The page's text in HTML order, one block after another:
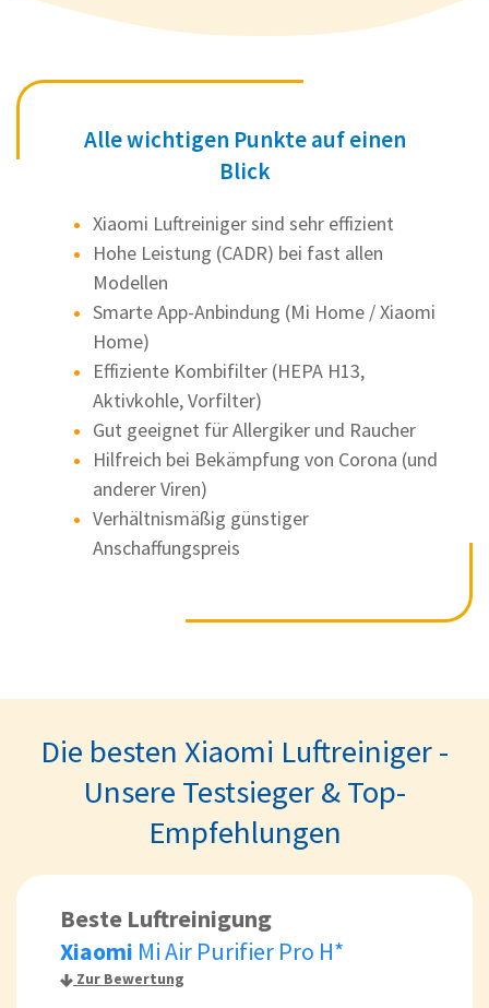
Alle wichtigen Punkte auf einen
Blick
Xiaomi Luftreiniger sind sehr effizient
Hohe Leistung (CADR) bei fast allen
Modellen
Smarte App-Anbindung (Mi Home / Xiaomi
Home)
Effiziente Kombifilter (HEPA H13,
Aktivkohle, Vorfilter)
Gut geeignet für Allergiker und Raucher
Hilfreich bei Bekämpfung von Corona (und
anderer Viren)
Verhältnismäßig günstiger
Anschaffungspreis
Die besten Xiaomi Luftreiniger -
Unsere Testsieger & Top-
Empfehlungen
Beste Luftreinigung
Xiaomi Mi Air Purifier Pro H*
Zur Bewertung